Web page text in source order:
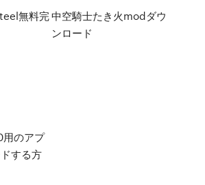
無料完中空騎士たき火modダウ
ンロード
のアプ
する方